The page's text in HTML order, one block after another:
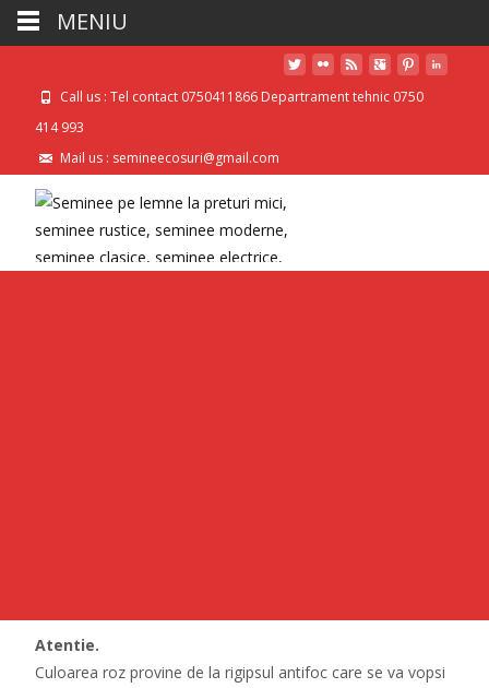
Call us : Tel contact 0750411866 Departrament tehnic 0750
414 993
Mail us : semineecosuri@gmail.com
Atentie.
Culoarea roz provine de la rigipsul antifoc care se va vopsi
MENIU